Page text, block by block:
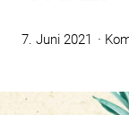
7. Juni 2021